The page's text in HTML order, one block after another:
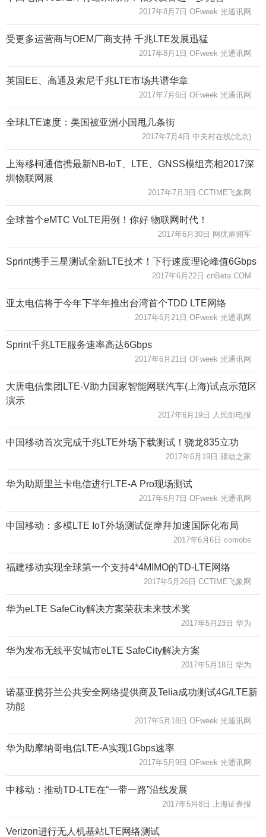
2017年8月7日 OFweek 光通讯网
受更多运营商与OEM厂商支持 千兆LTE发展迅猛
2017年8月1日 OFweek 光通讯网
英国EE、高通及索尼千兆LTE市场共谱华章
2017年7月6日 OFweek 光通讯网
全球LTE速度：美国被亚洲小国甩几条街
2017年7月4日 中关村在线(北京)
上海移柯通信携最新NB-IoT、LTE、GNSS模组亮相2017深
圳物联网展
2017年7月3日 CCTIME飞象网
全球首个eMTC VoLTE用例！你好 物联网时代！
2017年6月30日 网优雇佣军
Sprint携手三星测试全新LTE技术！下行速度理论峰值6Gbps
2017年6月22日 cnBeta.COM
亚太电信将于今年下半年推出台湾首个TDD LTE网络
2017年6月21日 OFweek 光通讯网
Sprint千兆LTE服务速率高达6Gbps
2017年6月21日 OFweek 光通讯网
大唐电信集团LTE-V助力国家智能网联汽车(上海)试点示范区
演示
2017年6月19日 人民邮电报
中国移动首次完成千兆LTE外场下载测试！骁龙835立功
2017年6月19日 驱动之家
华为助斯里兰卡电信进行LTE-A Pro现场测试
2017年6月7日 OFweek 光通讯网
中国移动：多模LTE IoT外场测试促摩拜加速国际化布局
2017年6月6日 comobs
福建移动实现全球第一个支持4*4MIMO的TD-LTE网络
2017年5月26日 CCTIME飞象网
华为eLTE SafeCity解决方案荣获未来技术奖
2017年5月23日 华为
华为发布无线平安城市eLTE SafeCity解决方案
2017年5月18日 华为
诺基亚携芬兰公共安全网络提供商及Telia成功测试4G/LTE新
功能
2017年5月18日 OFweek 光通讯网
华为助摩纳哥电信LTE-A实现1Gbps速率
2017年5月9日 OFweek 光通讯网
中移动：推动TD-LTE在“一带一路”沿线发展
2017年5月8日 上海证券报
Verizon进行无人机基站LTE网络测试